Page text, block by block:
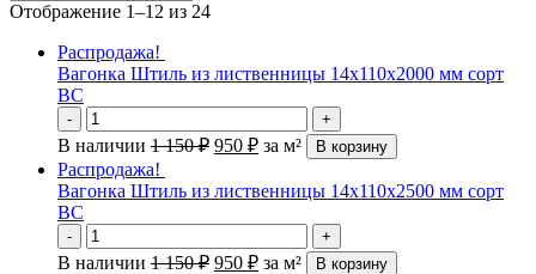
Отображение 1–12 из 24
Распродажа!
Вагонка Штиль из лиственницы 14х110х2000 мм сорт
ВС
- +
В наличии 1 150₽ 950 ₽ за м² В корзину
Распродажа!
Вагонка Штиль из лиственницы 14х110х2500 мм сорт
ВС
- +
В наличии 1 150₽ 950 ₽ за м² В корзину